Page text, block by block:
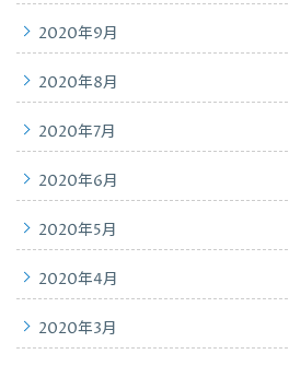
2020年9月
2020年8月
2020年7月
2020年6月
2020年5月
2020年4月
2020年3月